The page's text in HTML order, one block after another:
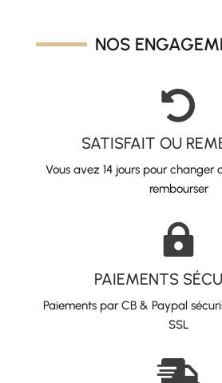
NOS

SATISFAIT OU
Vous avez 14 jours pour changer
rembourser

PAIEMENTS
Paiements par CB & Paypal
SSL
